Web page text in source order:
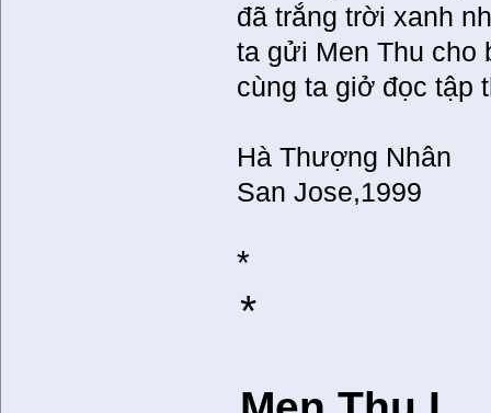
đã trắng trời xanh
ta gửi Men Thu cho
cùng ta giở đọc tập
Hà Thượng Nhân
San Jose,1999
*
*